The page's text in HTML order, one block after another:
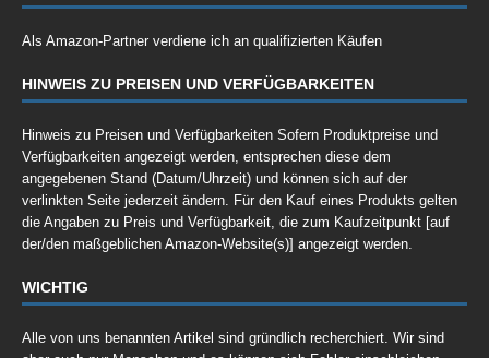
Als Amazon-Partner verdiene ich an qualifizierten Käufen
HINWEIS ZU PREISEN UND VERFÜGBARKEITEN
Hinweis zu Preisen und Verfügbarkeiten Sofern Produktpreise und
Verfügbarkeiten angezeigt werden, entsprechen diese dem
angegebenen Stand (Datum/Uhrzeit) und können sich auf der
verlinkten Seite jederzeit ändern. Für den Kauf eines Produkts gelten
die Angaben zu Preis und Verfügbarkeit, die zum Kaufzeitpunkt [auf
der/den maßgeblichen Amazon-Website(s)] angezeigt werden.
WICHTIG
Alle von uns benannten Artikel sind gründlich recherchiert. Wir sind